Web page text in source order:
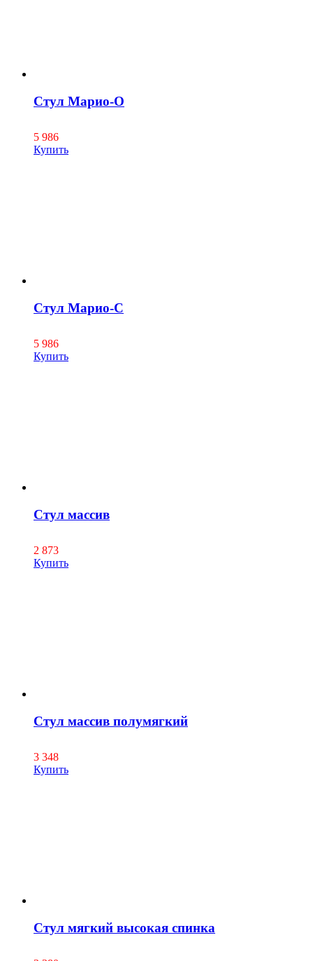
Стул Марио-О
5 986
Купить
Стул Марио-С
5 986
Купить
Стул массив
2 873
Купить
Стул массив полумягкий
3 348
Купить
Стул мягкий высокая спинка